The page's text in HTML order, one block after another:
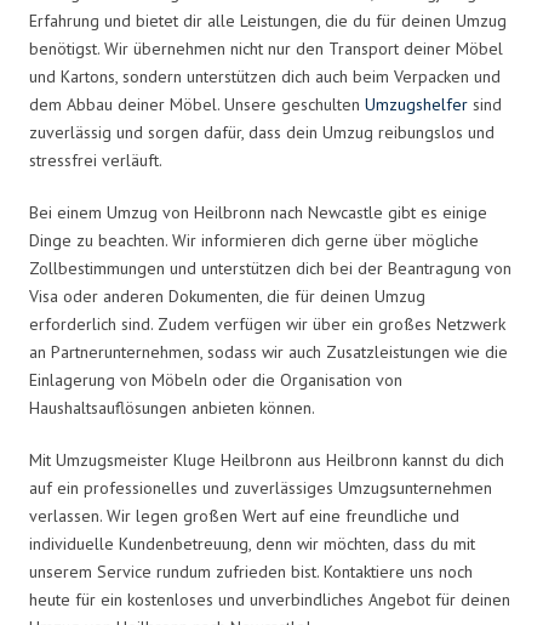
Erfahrung und bietet dir alle Leistungen, die du für deinen Umzug
benötigst. Wir übernehmen nicht nur den Transport deiner Möbel
und Kartons, sondern unterstützen dich auch beim Verpacken und
dem Abbau deiner Möbel. Unsere geschulten Umzugshelfer sind
zuverlässig und sorgen dafür, dass dein Umzug reibungslos und
stressfrei verläuft.
Bei einem Umzug von Heilbronn nach Newcastle gibt es einige
Dinge zu beachten. Wir informieren dich gerne über mögliche
Zollbestimmungen und unterstützen dich bei der Beantragung von
Visa oder anderen Dokumenten, die für deinen Umzug
erforderlich sind. Zudem verfügen wir über ein großes Netzwerk
an Partnerunternehmen, sodass wir auch Zusatzleistungen wie die
Einlagerung von Möbeln oder die Organisation von
Haushaltsauflösungen anbieten können.
Mit Umzugsmeister Kluge Heilbronn aus Heilbronn kannst du dich
auf ein professionelles und zuverlässiges Umzugsunternehmen
verlassen. Wir legen großen Wert auf eine freundliche und
individuelle Kundenbetreuung, denn wir möchten, dass du mit
unserem Service rundum zufrieden bist. Kontaktiere uns noch
heute für ein kostenloses und unverbindliches Angebot für deinen